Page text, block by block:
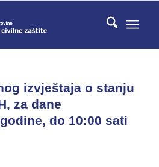
izvještaja o stanju
za dane
do 10:00 sati